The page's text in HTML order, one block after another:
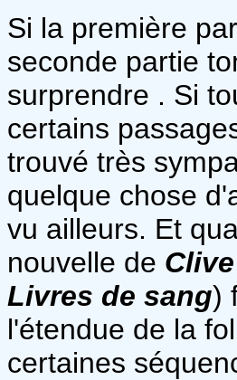
Si la première
seconde partie
surprendre . Si
certains
trouvé très
quelque chose
vu ailleurs. Et
nouvelle de
Livres de sang)
l'étendue de la
certaines